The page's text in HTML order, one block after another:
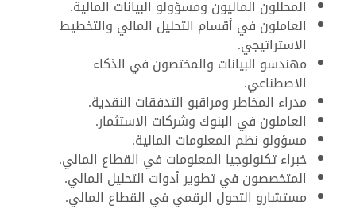
المحللون الماليون ومسؤولو البيانات المالية.
العاملون في أقسام التحليل المالي والتخطيط
الاستراتيجي.
مهندسو البيانات والمختصون في الذكاء
الاصطناعي.
مدراء المخاطر ومراقبو التدفقات النقدية.
العاملون في البنوك وشركات الاستثمار.
مسؤولو نظم المعلومات المالية.
خبراء تكنولوجيا المعلومات في القطاع المالي.
المتخصصون في تطوير أدوات التحليل المالي.
مستشارو التحول الرقمي في القطاع المالي.